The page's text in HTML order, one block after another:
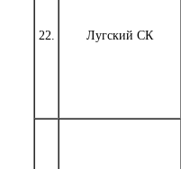
22. Лугский СК